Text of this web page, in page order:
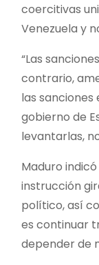
coercitivas
Venezuela y
“Las
contrario,
las sanciones
gobierno de
levantarlas,
Maduro
instrucción
político, así
es continuar
depender de